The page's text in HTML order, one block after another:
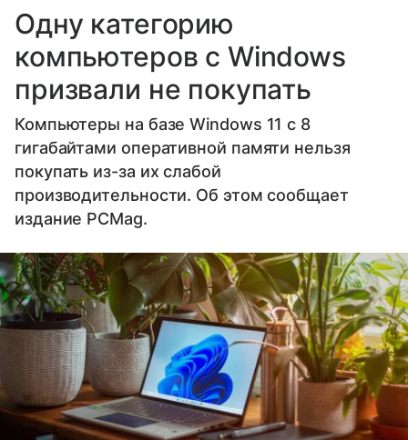
Одну категорию
компьютеров с Windows
призвали не покупать
Компьютеры на базе Windows 11 c 8
гигабайтами оперативной памяти нельзя
покупать из-за их слабой
производительности. Об этом сообщает
издание PCMag.